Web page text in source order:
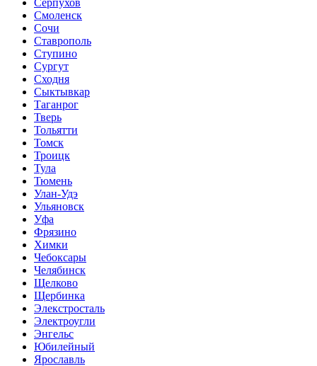
Серпухов
Смоленск
Сочи
Ставрополь
Ступино
Сургут
Сходня
Сыктывкар
Таганрог
Тверь
Тольятти
Томск
Троицк
Тула
Тюмень
Улан-Удэ
Ульяновск
Уфа
Фрязино
Химки
Чебоксары
Челябинск
Щелково
Щербинка
Элекстросталь
Электроугли
Энгельс
Юбилейный
Ярославль